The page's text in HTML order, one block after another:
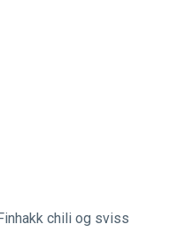
chili og sviss